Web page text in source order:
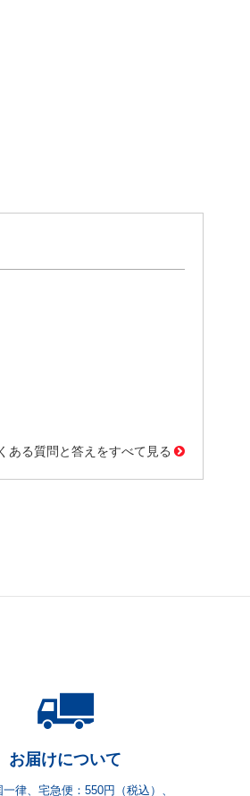
ある質問と答えをすべて見る
お届けについて
律、宅急便：550円（税込）、